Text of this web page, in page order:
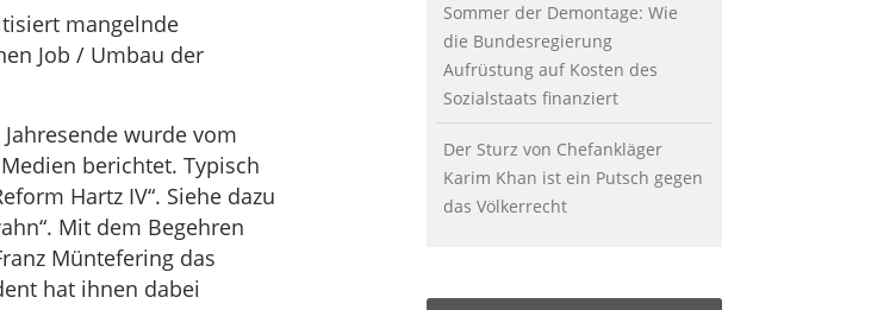
mangelnde
Job / Umbau der
wurde vom
berichtet. Typisch
Hartz IV“. Siehe dazu
Mit dem Begehren
Müntefering das
hat ihnen dabei
Sommer der Demontage: Wie
die Bundesregierung
Aufrüstung auf Kosten des
Sozialstaats finanziert
Der Sturz von Chefankläger
Karim Khan ist ein Putsch gegen
das Völkerrecht